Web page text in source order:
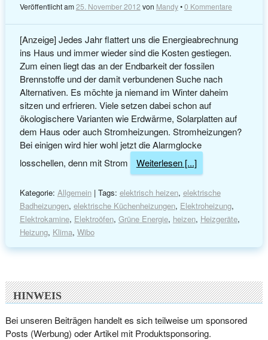
Veröffentlicht am25. November 2012 von Mandy•0 Kommentare
[Anzeige] Jedes Jahr flattert uns die Energieabrechnung
ins Haus und immer wieder sind die Kosten gestiegen.
Zum einen liegt das an der Endbarkeit der fossilen
Brennstoffe und der damit verbundenen Suche nach
Alternativen. Es möchte ja niemand im Winter daheim
sitzen und erfrieren. Viele setzen dabei schon auf
ökologischere Varianten wie Erdwärme, Solarplatten auf
dem Haus oder auch Stromheizungen. Stromheizungen?
Bei einigen wird hier wohl jetzt die Alarmglocke
losschellen, denn mit Strom
Weiterlesen [...]
Kategorie: Allgemein| Tags: elektrisch heizen, elektrische
Badheizungen, elektrische Küchenheizungen, Elektroheizung,
Elektrokamine, Elektroöfen, Grüne Energie, heizen, Heizgeräte,
Heizung, Klima, Wibo
HINWEIS
Bei unseren Beiträgen handelt es sich teilweise um sponsored
Posts (Werbung) oder Artikel mit Produktsponsoring.